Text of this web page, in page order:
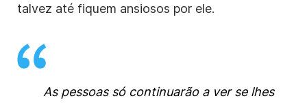
talvez até fiquem ansiosos por ele.
As pessoas só continuarão a ver se lhes